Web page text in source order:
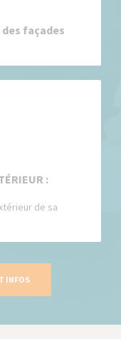
façades
:
de sa
INFOS